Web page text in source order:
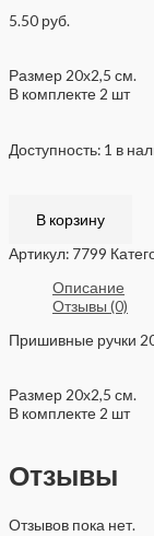
5.50 руб.
Размер 20х2,5 см.
В комплекте 2 шт
Доступность: 1 в
В корзину
Артикул: 7799
Описание
Отзывы (0)
Пришивные ручки
Размер 20х2,5 см.
В комплекте 2 шт
Отзывы
Отзывов пока нет.